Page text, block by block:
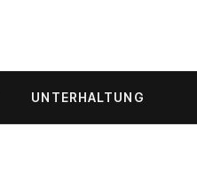
UNTERHALTUNG